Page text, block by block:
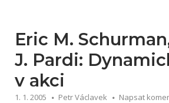
oživení
stránek“
Eric M.
J. Pardi:
v akci
1. 1. 2005 Petr Václavek Napsat